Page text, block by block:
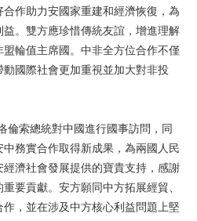
作助力安國家重建和經濟恢復，為
。雙方應珍惜傳統友誼，增進理解
輪值主席國。中非全方位合作不僅
國際社會更加重視並加大對非投
倫索總統對中國進行國事訪問，同
務實合作取得新成果，為兩國人民
濟社會發展提供的寶貴支持，感謝
要貢獻。安方願同中方拓展經貿、
，並在涉及中方核心利益問題上堅